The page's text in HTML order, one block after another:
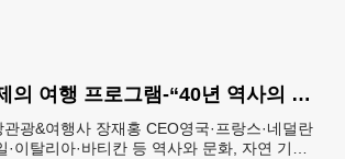
■ 화제의 여행 프로그램-“40년 역사의 신뢰… 서유럽 8개국 13일 대장정”
광&여행사 장재홍 CEO영국·프랑스·네덜란
·이탈리아·바티칸 등 역사와 문화, 자연 기